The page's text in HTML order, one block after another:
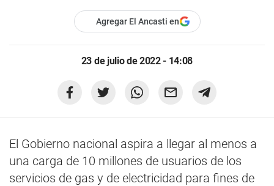
Agregar El Ancasti en
23 de julio de 2022 - 14:08
El Gobierno nacional aspira a llegar al menos a
una carga de 10 millones de usuarios de los
servicios de gas y de electricidad para fines de